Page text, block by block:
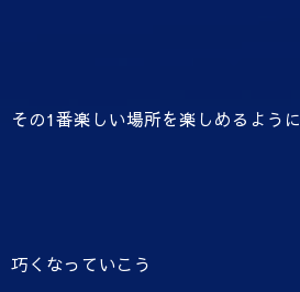
その1番楽しい場所を楽しめるように
巧くなっていこう